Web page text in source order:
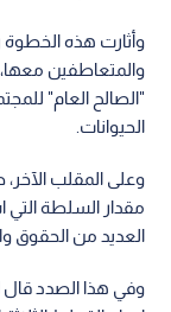
وأثارت هذه الخطوة
والمتعاطفين
"الصالح العام"
الحيوانات.
وعلى المقلب
مقدار السلطة التي
العديد من الحقوق
وفي هذا الصدد قال